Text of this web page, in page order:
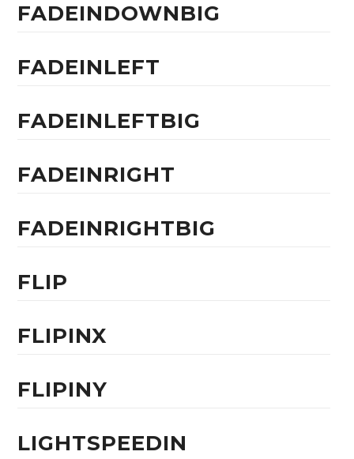
FADEINDOWNBIG
FADEINLEFT
FADEINLEFTBIG
FADEINRIGHT
FADEINRIGHTBIG
FLIP
FLIPINX
FLIPINY
LIGHTSPEEDIN